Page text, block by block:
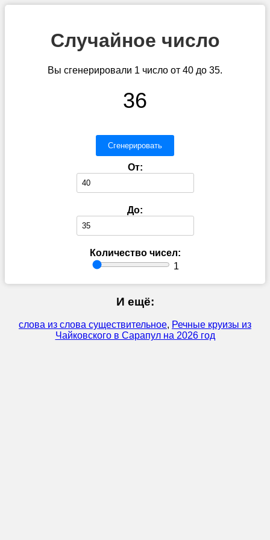
Случайное число
Вы сгенерировали 1 число от 40 до 35.
36
Сгенерировать
От:
До:
Количество чисел:
1
И ещё:
слова из слова существительное, Речные круизы из
Чайковского в Сарапул на 2026 год